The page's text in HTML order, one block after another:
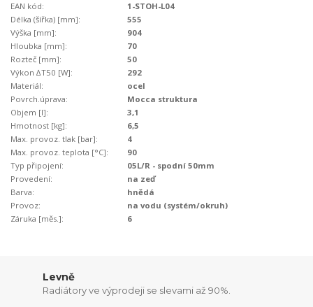
EAN kód:
1-STOH-L04
Délka (šířka) [mm]:
555
Výška [mm]:
904
Hloubka [mm]:
70
Rozteč [mm]:
50
Výkon ∆T50 [W]:
292
Materiál:
ocel
Povrch.úprava:
Mocca struktura
Objem [l]:
3,1
Hmotnost [kg]:
6,5
Max. provoz. tlak [bar]:
4
Max. provoz. teplota [°C]:
90
Typ připojení:
05L/R - spodní 50mm
Provedení:
na zeď
Barva:
hnědá
Provoz:
na vodu (systém/okruh)
Záruka [měs.]:
6
Levně
Radiátory ve výprodeji se slevami až 90%.